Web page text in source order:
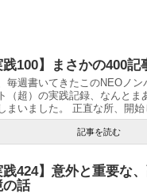
践100】まさかの400記
毎週書いてきたこのNEOノン
（超）の実践記録、なんとま
まいました。 正直な所、開始
記事を読む
践424】意外と重要な
の話